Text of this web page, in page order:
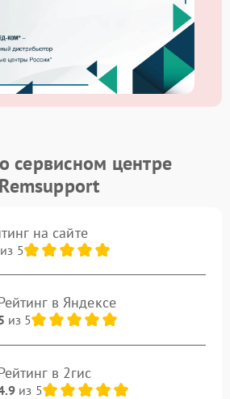
сервисном центре
Remsupport
на сайте
5
в Яндексе
из 5
в 2гис
из 5